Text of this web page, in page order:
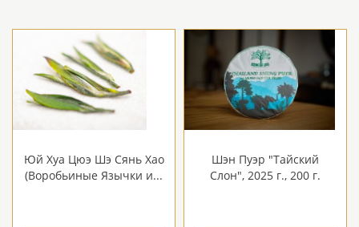
Юй Хуа Цюэ Шэ Сянь Хао
(Воробьиные Язычки и...
Шэн Пуэр "Тайский
Слон", 2025 г., 200 г.